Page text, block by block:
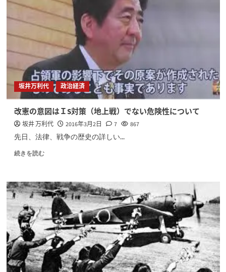
坂井万利代 政治経済
改憲の意図はＩS対策（地上戦）でない危険性について
坂井 万利代 2016年3月2日 7 867
先日、法律、戦争の歴史の詳しい...
続きを読む